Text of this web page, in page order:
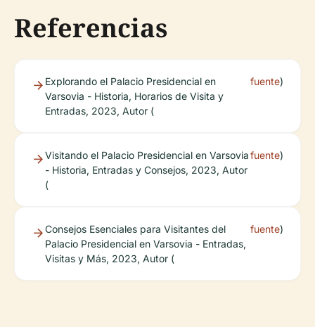
Referencias
Explorando el Palacio Presidencial en
Varsovia - Historia, Horarios de Visita y
Entradas, 2023, Autor (
fuente)
Visitando el Palacio Presidencial en Varsovia
- Historia, Entradas y Consejos, 2023, Autor
(
fuente)
Consejos Esenciales para Visitantes del
Palacio Presidencial en Varsovia - Entradas,
Visitas y Más, 2023, Autor (
fuente)